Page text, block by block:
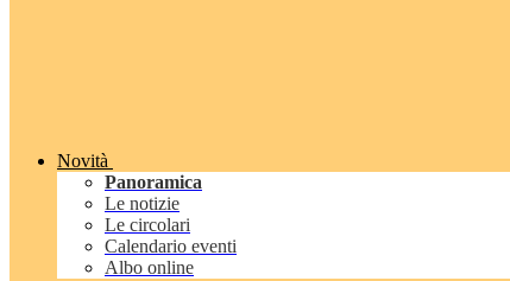
Novità
Panoramica
Le notizie
Le circolari
Calendario eventi
Albo online